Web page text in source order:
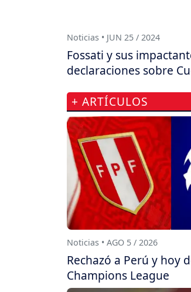
Noticias • JUN 25 / 2024
Fossati y sus
declaraciones sobre
+ ARTÍCULOS
Noticias • AGO 5 / 2026
Rechazó a Perú y hoy
Champions League